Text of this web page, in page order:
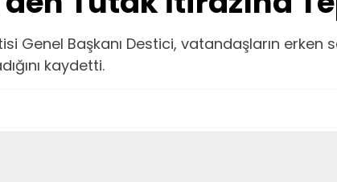
Genel Başkanı Destici, vatandaşların erken
kaydetti.